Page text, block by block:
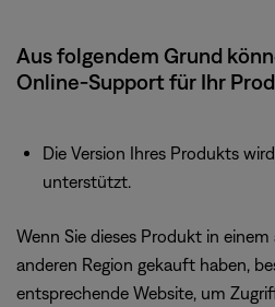
Aus folgendem Grund
Online-Support für Ihr
Die Version Ihres Produkts
unterstützt.
Wenn Sie dieses Produkt in
anderen Region gekauft haben,
entsprechende Website, um